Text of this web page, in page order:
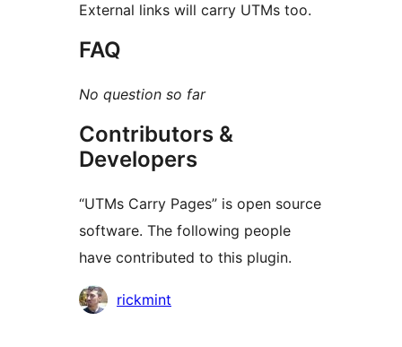
External links will carry UTMs too.
FAQ
No question so far
Contributors &
Developers
“UTMs Carry Pages” is open source
software. The following people
have contributed to this plugin.
Contributors
rickmint